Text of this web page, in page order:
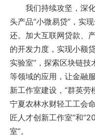
我们持续攻坚，深化
头产品“小微易贷”，实
还。加大互联网贷款、
的开发力度，实现小额
实验室”，探索区块链
等领域的应用，让金融
新工作室建设，“群英劳
宁夏农林水财轻工工会
匠人才创新工作室”和
室”。